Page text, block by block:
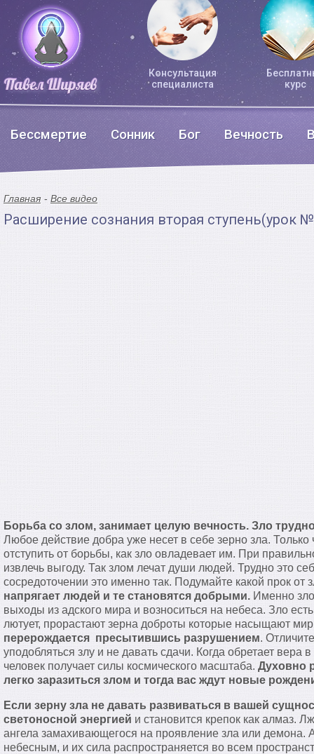
Консультация
специалиста
курс
Бессмертие Сонник Бог Вечность
Главная Все видео
Расширение сознания вторая ступень(урок
Борьба со злом, занимает целую вечность. Зло
Любое действие добра уже несет в себе зерно зла.
отступить от борьбы, как зло овладевает им. При
извлечь выгоду. Так злом лечат души людей. Трудно это
сосредоточении это именно так. Подумайте какой прок от
напрягает людей и те становятся добрыми. Именно
выходы из адского мира и возноситься на небеса. Зло
лютует, прорастают зерна доброты которые насыщают
перерождается пресытившись разрушением.
уподобляться злу и не давать сдачи. Когда обретает вера
человек получает силы космического масштаба. Духовно
легко заразиться злом и тогда вас ждут новые
Если зерну зла не давать развиваться в вашей
светоносной энергией и становится крепок как алмаз.
ангела замахивающегося на проявление зла или демона.
небесным, и их сила распространяется во всем